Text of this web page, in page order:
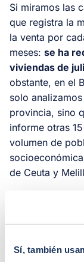
Sí, también
Si miramos las
que registra la
la venta por
meses: se ha
viviendas de
obstante, en el
solo
provincia, sino
informe otras
volumen de
de Ceuta y
Así, si vemos
(2,62
oferta de